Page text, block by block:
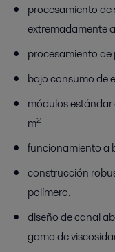
procesamiento
extremadamente
procesamiento
bajo consumo de
módulos
m²
funcionamiento a
construcción
polímero.
diseño de canal
gama de